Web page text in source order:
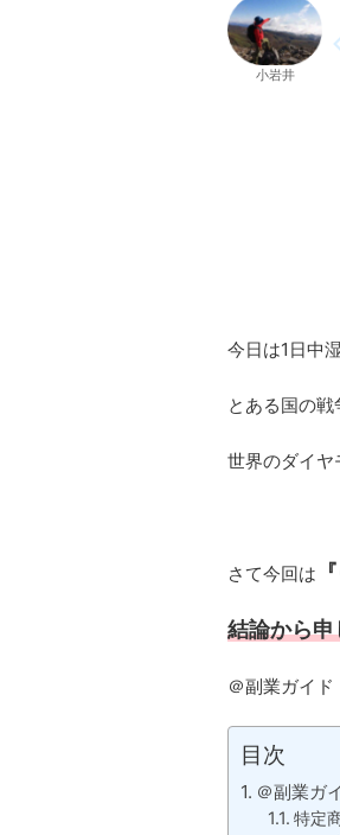
小岩井
今日は1日中
とある国の戦
世界のダイヤ
さて今回は
結論から
＠副業ガイド
目次
＠副業ガ
特定